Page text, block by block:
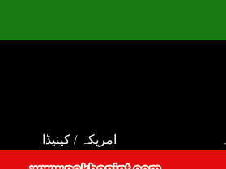
امریکہ / کینیڈا